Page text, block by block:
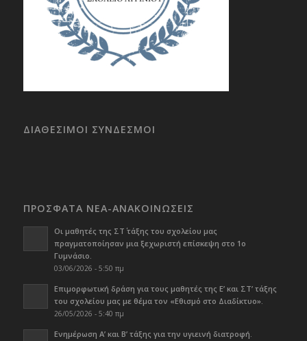
ΔΙΑΘΕΣΙΜΟΙ ΣΥΝΔΕΣΜΟΙ
ΠΡΟΣΦΑΤΑ ΝΕΑ-ΑΝΑΚΟΙΝΩΣΕΙΣ
Οι μαθητές της ΣΤ΄ τάξης του σχολείου μας
πραγματοποίησαν μια ξεχωριστή επίσκεψη στο 1ο
Γυμνάσιο.
03/06/2026 - 5:50 πμ
Επιμορφωτική δράση για τους μαθητές της Ε’ και ΣΤ’ τάξης
του σχολείου μας με θέμα τον «Εθισμό στο Διαδίκτυο».
26/05/2026 - 5:40 πμ
Ενημέρωση Α’ και Β’ τάξης για την υγιεινή διατροφή.